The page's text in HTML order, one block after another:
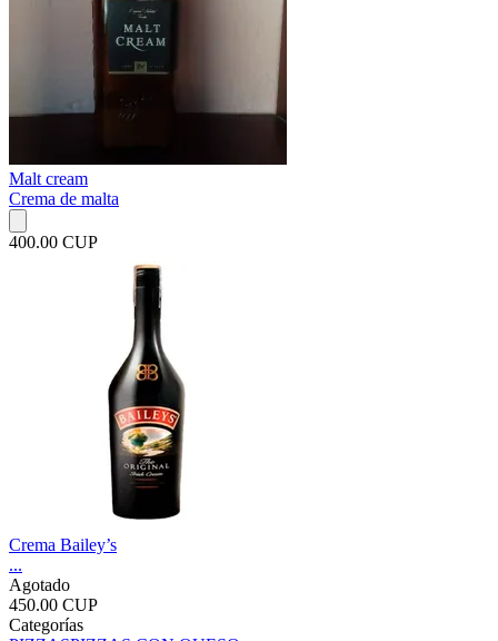
Malt cream
Crema de malta
400.00 CUP
Crema Bailey’s
...
Agotado
450.00 CUP
Categorías